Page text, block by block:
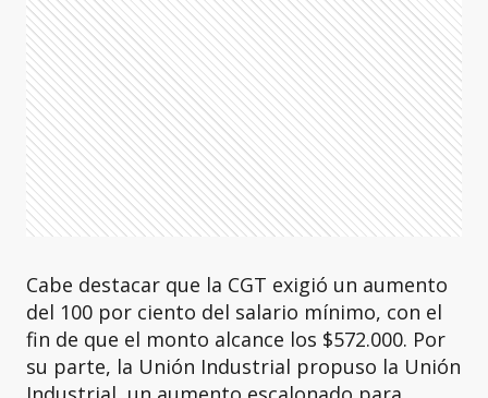
Cabe destacar que la CGT exigió un aumento
del 100 por ciento del salario mínimo, con el
fin de que el monto alcance los $572.000. Por
su parte, la Unión Industrial propuso la Unión